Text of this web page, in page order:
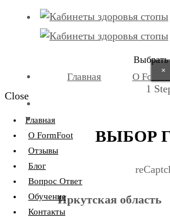
Выбрать
×
1
ВЫБОР
Иркутская область
Главная О
Close
Главная
О FormFoot
Отзывы
Блог
Вопрос Ответ
Обучение
Контакты